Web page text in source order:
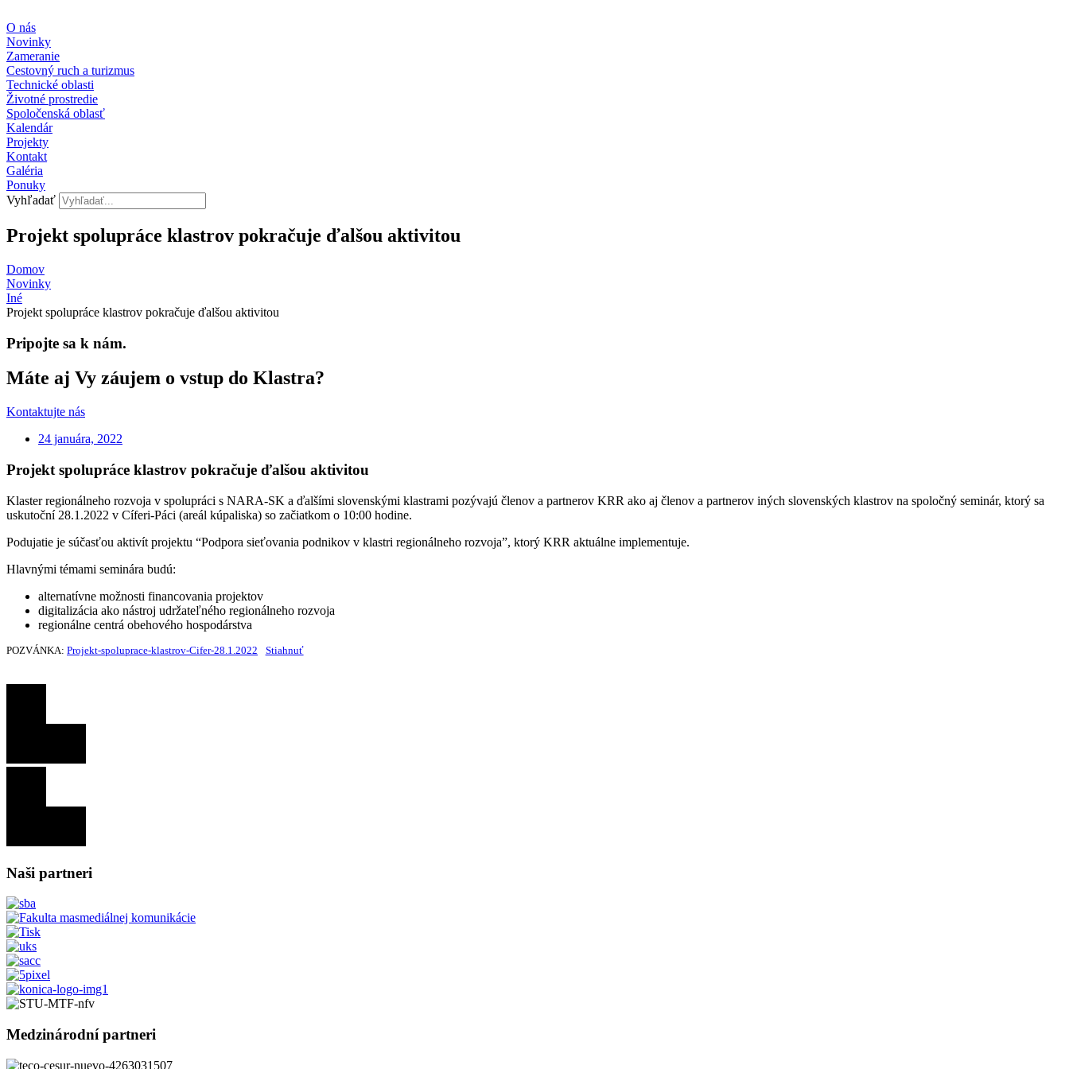
na
obsah
O nás
Novinky
Zameranie
Cestovný ruch a turizmus
Technické oblasti
Životné prostredie
Spoločenská oblasť
Kalendár
Projekty
Kontakt
Galéria
Ponuky
Vyhľadať
Projekt spolupráce klastrov pokračuje ďalšou aktivitou
Domov
Novinky
Iné
Projekt spolupráce klastrov pokračuje ďalšou aktivitou
Pripojte sa k nám.
Máte aj Vy záujem o vstup do Klastra?
Kontaktujte nás
24 januára, 2022
Projekt spolupráce klastrov pokračuje ďalšou aktivitou
Klaster regionálneho rozvoja v spolupráci s NARA-SK a ďalšími slovenskými klastrami pozývajú členov a partnerov KRR ako aj členov a partnerov iných slovenských klastrov na spoločný seminár, ktorý sa
uskutoční 28.1.2022 v Cíferi-Páci (areál kúpaliska) so začiatkom o 10:00 hodine.
Podujatie je súčasťou aktivít projektu “Podpora sieťovania podnikov v klastri regionálneho rozvoja”, ktorý KRR aktuálne implementuje.
Hlavnými témami seminára budú:
alternatívne možnosti financovania projektov
digitalizácia ako nástroj udržateľného regionálneho rozvoja
regionálne centrá obehového hospodárstva
POZVÁNKA: Projekt-spoluprace-klastrov-Cifer-28.1.2022 Stiahnuť
Naši partneri
Medzinárodní partneri